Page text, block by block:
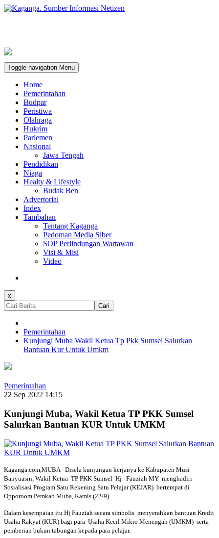
Toggle navigation Menu
Home
Pemerintahan
Budpar
Peristiwa
Olahraga
Hukrim
Parlemen
Nasional
Jawa Tengah
Pendidikan
Niaga
Healty & Lifestyle
Budak Ben
Advertorial
Index
Tambahan
Tentang Kaganga
Pedoman Media Siber
SOP Perlindungan Wartawan
Visi & Misi
Video
x
Cari
Pemerintahan
Kunjungi Muba Wakil Ketua Tp Pkk Sumsel Salurkan
Bantuan Kur Untuk Umkm
Pemerintahan
22 Sep 2022 14:15
Kunjungi Muba, Wakil Ketua TP PKK Sumsel
Salurkan Bantuan KUR Untuk UMKM
Kaganga.com,MUBA - Disela kunjungan kerjanya ke Kabupaten Musi
Banyuasin, Wakil Ketua TP PKK Sumsel Hj Fauziah MY menghadiri
Sosialisasi Program Satu Rekening Satu Pelajar (KEJAR) bertempat di
Opporoom Pemkab Muba, Kamis (22/9).
Dalam kesempatan itu Hj Fauziah secara simbolis menyerahkan bantuan Kredit
Usaha Rakyat (KUR) bagi para Usaha Kecil Mikro Menengah (UMKM) serta
pemberian bukun tabungan kepada para pelajar.